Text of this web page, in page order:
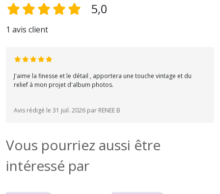
5,0
1 avis client
J'aime la finesse et le détail , apportera une touche vintage et du
relief à mon projet d'album photos.
Avis rédigé le 31 juil. 2026 par RENEE B
Vous pourriez aussi être
intéressé par